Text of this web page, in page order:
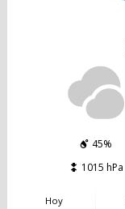
45%
1015 hPa
Hoy